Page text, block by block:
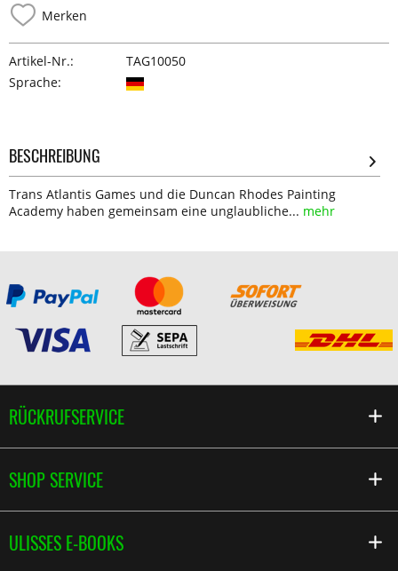
Merken
Artikel-Nr.:
TAG10050
Sprache:
BESCHREIBUNG
Trans Atlantis Games und die Duncan Rhodes Painting
Academy haben gemeinsam eine unglaubliche... mehr
RÜCKRUFSERVICE
SHOP SERVICE
ULISSES E-BOOKS